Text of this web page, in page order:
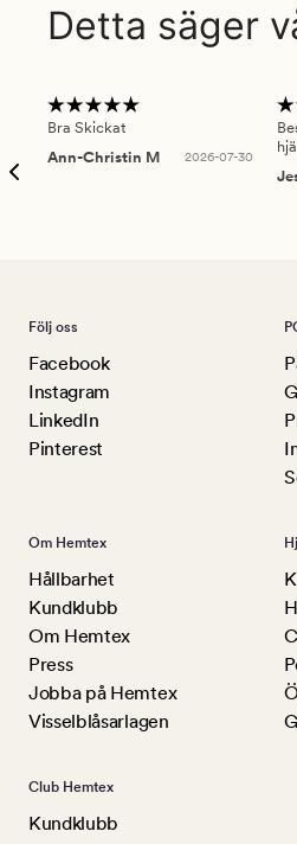
Detta säger
Bra Skickat
Ann-Christin M
2026-07-30
Följ oss
Facebook
Instagram
LinkedIn
Pinterest
Om Hemtex
Hållbarhet
Kundklubb
Om Hemtex
Press
Jobba på Hemtex
Visselblåsarlagen
Club Hemtex
Kundklubb